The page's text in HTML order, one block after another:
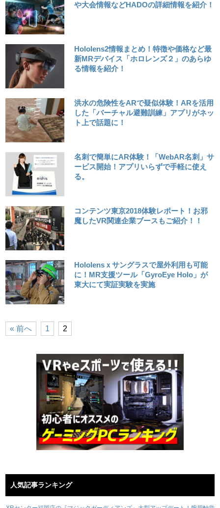
や大会情報などHADOの詳細情報を紹介！
Hololens2情報まとめ！特徴や価格など最
新MRデバイス「ホロレンズ２」のあらゆ
る情報を紹介！
洪水の危険性をARで疑似体験！ARを活用
した「バーチャル避難訓練」アプリがネッ
ト上で話題に！
名刺で簡単にAR体験！「WebAR名刺」サ
ービス開始！アプリいらずで手軽に使え
る。
コンテンツ東京2018体験レポート！お邪
魔したVR関連企業ブースもご紹介！！
Hololensｘサングラスで屋外利用も可能
に！MR支援ツール「GyroEye Holo」が
東大にて実証実験を実施
« 前へ 1 2
人気記事ランキング